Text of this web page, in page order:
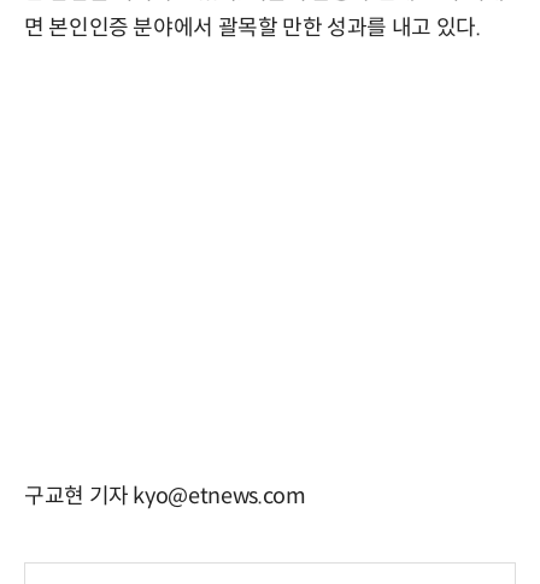
면 본인인증 분야에서 괄목할 만한 성과를 내고 있다.
구교현 기자 kyo@etnews.com